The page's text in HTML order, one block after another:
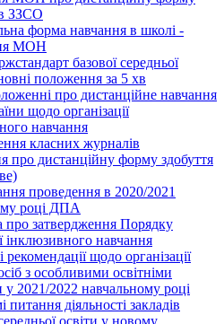
ЗЗСО
форма навчання в школі -
МОН
базової середньої
положення за 5 хв
про дистанційне навчання
щодо організації
навчання
класних журналів
про дистанційну форму здобуття
проведення в 2020/2021
році ДПА
про затвердження Порядку
інклюзивного навчання
щодо організації
з особливими освітніми
у 2021/2022 навчальному році
питання діяльності закладів